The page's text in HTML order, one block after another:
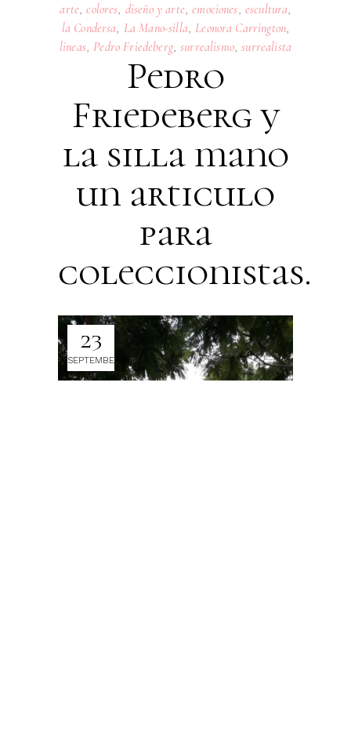
arte ,colores diseño y arte ,emociones escultura
la Condersa La Mano-silla Leonora Carrington
lineas, Pedro Friedeberg,surrealismo,surrealista
Pedro
Friedeberg y
la silla mano
un articulo
para
coleccionistas.
23
SEPTEMBER